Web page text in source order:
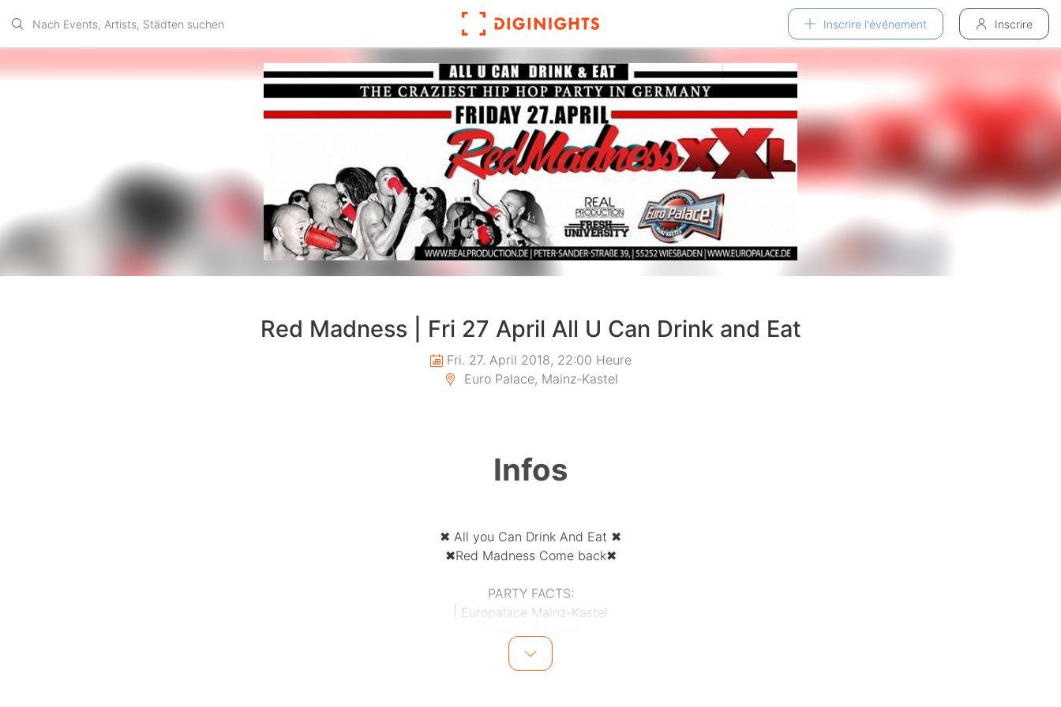
Inscrire l'événement Inscrire
Red Madness | Fri 27 April All U Can Drink and Eat
Fri. 27. April 2018, 22:00 Heure
Euro Palace, Mainz-Kastel
Infos
✖ All you Can Drink And Eat ✖
✖Red Madness Come back✖
PARTY FACTS:
| Europalace Mainz-Kastel
|100% Hip Hop Music